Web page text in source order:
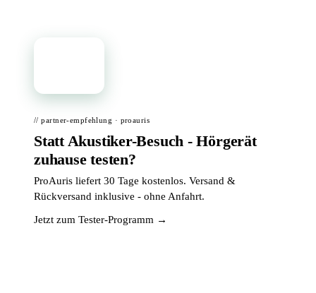
// partner-empfehlung · proauris
Statt Akustiker-Besuch - Hörgerät
zuhause testen?
ProAuris liefert 30 Tage kostenlos. Versand &
Rückversand inklusive - ohne Anfahrt.
Jetzt zum Tester-Programm →